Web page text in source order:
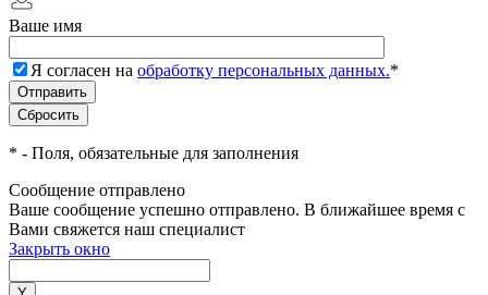
Ваше имя
Я согласен на обработку персональных данных.*
* - Поля, обязательные для заполнения
Сообщение отправлено
Ваше сообщение успешно отправлено. В ближайшее время с
Вами свяжется наш специалист
Закрыть окно